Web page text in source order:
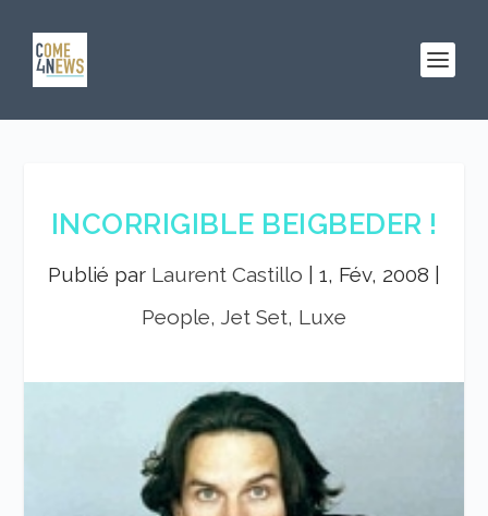
INCORRIGIBLE BEIGBEDER !
Publié par Laurent Castillo 1, Fév, 2008
People, Jet Set, Luxe